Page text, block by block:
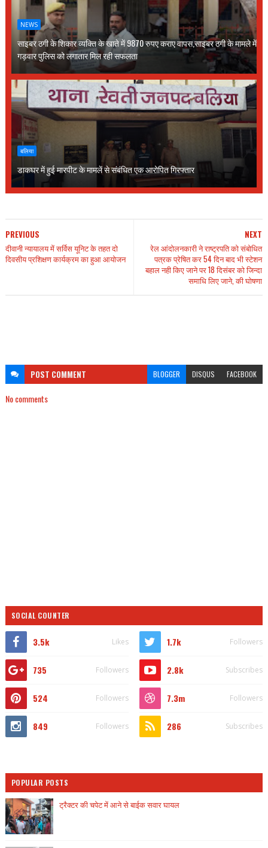
NEWS
साइबर ठगी के शिकार व्यक्ति के खाते में 9870 रुपए कराए वापस,साइबर ठगी के मामले में
गड़वार पुलिस को लगातार मिल रही सफलता
बलिया
डाकघर में हुई मारपीट के मामलें से संबंधित एक आरोपित गिरफ्तार
NEXT
रेल आंदोलनकारी ने राष्ट्रपति को संबोधित
पत्रक प्रेषित कर 54 दिन बाद भी स्टेशन
बहाल नही किए जाने पर 18 दिसंबर को जिन्दा
समाधि लिए जाने, की घोषणा
PREVIOUS
दीवानी न्यायालय में सर्विस यूनिट के तहत दो
दिवसीय प्रशिक्षण कार्यक्रम का हुआ आयोजन
POST COMMENT BLOGGER DISQUS FACEBOOK
No comments
SOCIAL COUNTER
3.5k Likes 1.7k Followers
735 Followers 2.8k Subscribes
524 Followers 7.3m Followers
849 Followers 286 Subscribes
POPULAR POSTS
ट्रैक्टर की चपेट में आने से बाईक सवार घायल